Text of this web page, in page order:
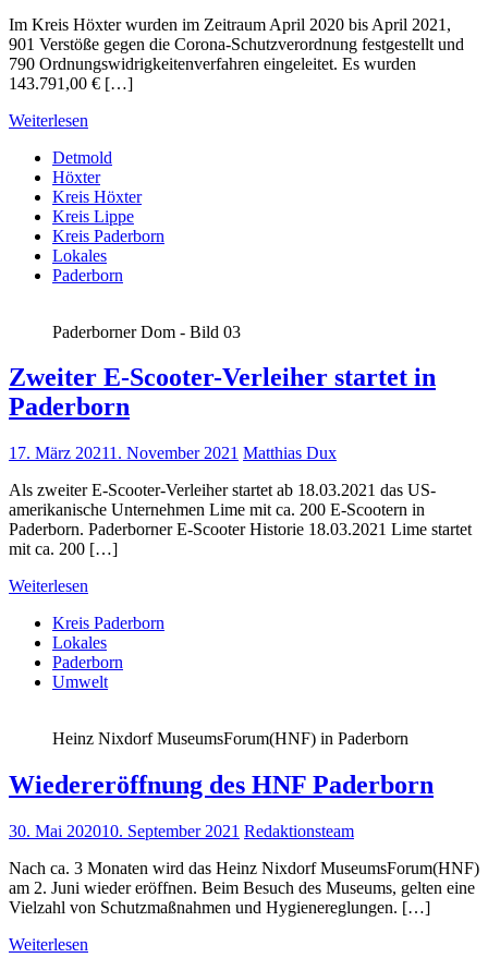
Im Kreis Höxter wurden im Zeitraum April 2020 bis April 2021,
901 Verstöße gegen die Corona-Schutzverordnung festgestellt und
790 Ordnungswidrigkeitenverfahren eingeleitet. Es wurden
143.791,00 € […]
Weiterlesen
Detmold
Höxter
Kreis Höxter
Kreis Lippe
Kreis Paderborn
Lokales
Paderborn
Paderborner Dom - Bild 03
Zweiter E-Scooter-Verleiher startet in
Paderborn
17. März 20211. November 2021 Matthias Dux
Als zweiter E-Scooter-Verleiher startet ab 18.03.2021 das US-
amerikanische Unternehmen Lime mit ca. 200 E-Scootern in
Paderborn. Paderborner E-Scooter Historie 18.03.2021 Lime startet
mit ca. 200 […]
Weiterlesen
Kreis Paderborn
Lokales
Paderborn
Umwelt
Heinz Nixdorf MuseumsForum(HNF) in Paderborn
Wiedereröffnung des HNF Paderborn
30. Mai 202010. September 2021 Redaktionsteam
Nach ca. 3 Monaten wird das Heinz Nixdorf MuseumsForum(HNF)
am 2. Juni wieder eröffnen. Beim Besuch des Museums, gelten eine
Vielzahl von Schutzmaßnahmen und Hygienereglungen. […]
Weiterlesen